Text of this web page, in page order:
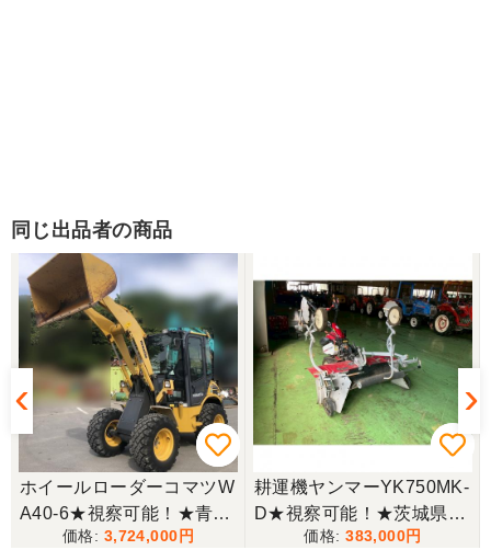
同じ出品者の商品
ホイールローダーコマツW
A40-6★視察可能！★青森
県渡し コマツ ホイールロ
3,724,000
耕運機ヤンマーYK750MK-
D★視察可能！★茨城県渡
し ヤンマー 耕運機 YK750
383,000